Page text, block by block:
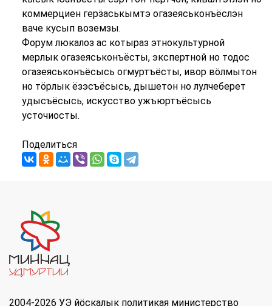
коммерциен герӟаськымтэ огазеяськонъёслэн
ваче кусып воземзы.
Форум люкалоз ас котыраз этнокультурной
мерлык огазеяськонъёсты, экспертной но тодос
огазеяськонъёсысь огмуртъёсты, ивор вӧлмытон
но тӧрлык ёзэсъёсысь, дышетон но лулчеберет
удысъёсысь, искусство ужъюртъёсысь
усточиосты.
Поделиться
2004-2026 УЭ йöскалык политикая министерство